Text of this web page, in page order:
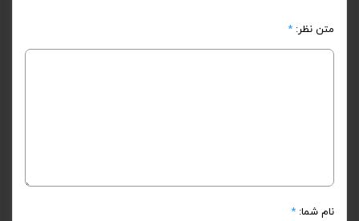
متن نظر: *
نام شما: *